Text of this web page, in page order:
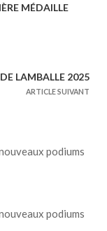
MÉDAILLE
LAMBALLE 2025
ARTICLE SUIVANT